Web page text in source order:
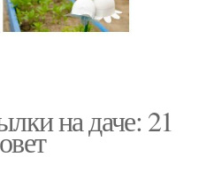
на даче: 21